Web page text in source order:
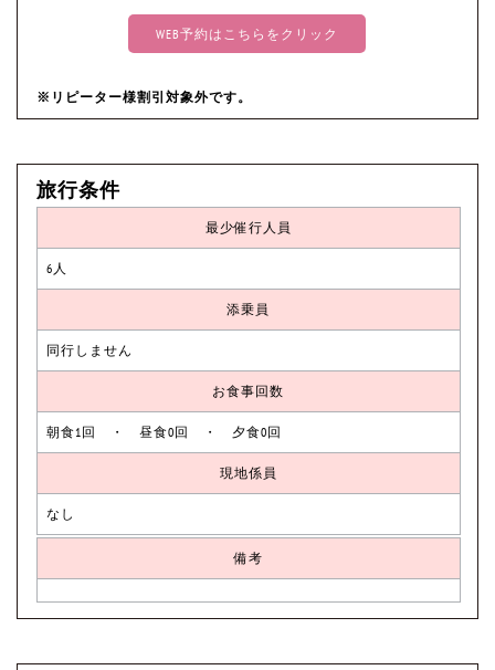
WEB予約はこちらをクリック
※リピーター様割引対象外です。
旅行条件
最少催行人員
6人
添乗員
同行しません
お食事回数
朝食1回 ・ 昼食0回 ・ 夕食0回
現地係員
なし
備考